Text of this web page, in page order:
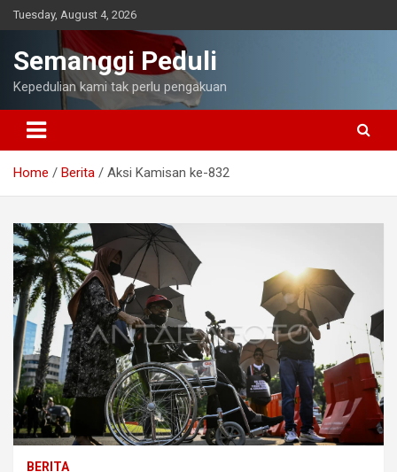
Skip
to
Tuesday, August 4, 2026
Semanggi Peduli
Kepedulian kami tak perlu pengakuan
Home Berita Aksi Kamisan ke-832
BERITA